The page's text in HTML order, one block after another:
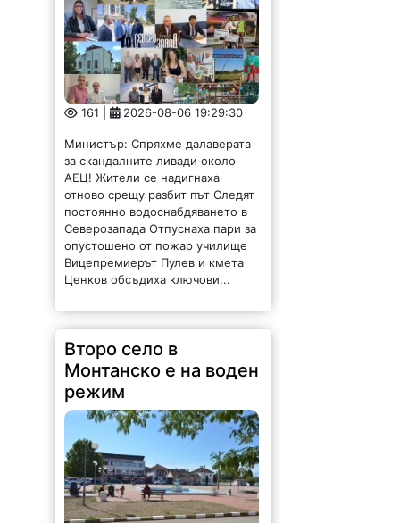
161 | 2026-08-06 19:29:30
Министър: Спряхме далаверата
за скандалните ливади около
АЕЦ! Жители се надигнаха
отново срещу разбит път Следят
постоянно водоснабдяването в
Северозапада Отпуснаха пари за
опустошено от пожар училище
Вицепремиерът Пулев и кмета
Ценков обсъдиха ключови...
Второ село в
Монтанско е на воден
режим